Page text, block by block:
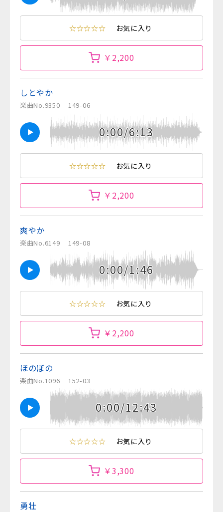
☆☆☆☆☆ お気に入り
￥2,200
しとやか
楽曲No.9350 149-06
0:00/6:13
☆☆☆☆☆ お気に入り
￥2,200
爽やか
楽曲No.6149 149-08
0:00/1:46
☆☆☆☆☆ お気に入り
￥2,200
ほのぼの
楽曲No.1096 152-03
0:00/12:43
☆☆☆☆☆ お気に入り
￥3,300
勇壮